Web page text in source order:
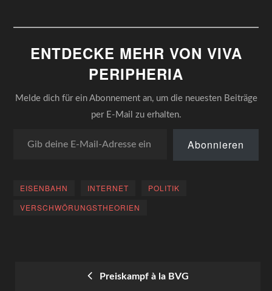
ENTDECKE MEHR VON VIVA
PERIPHERIA
Melde dich für ein Abonnement an, um die neuesten Beiträge
per E-Mail zu erhalten.
Abonnieren
EISENBAHN INTERNET
POLITIK
VERSCHWÖRUNGSTHEORIEN
Preiskampf à la BVG